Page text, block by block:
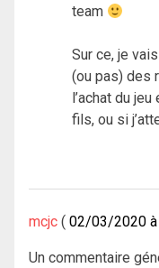
team
Sur ce, je
(ou pas) des
l’achat du
fils, ou si
mcjc 02/03/2020 à
Un commentaire